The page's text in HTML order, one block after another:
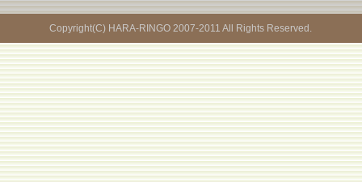
Copyright(C) HARA-RINGO 2007-2011 All Rights Reserved.